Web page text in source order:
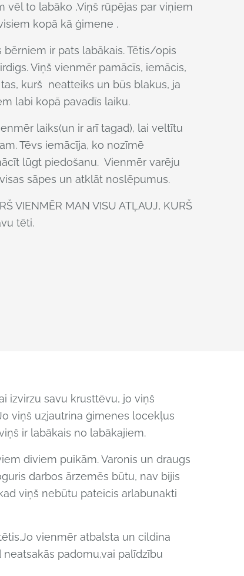
vēl to labāko ,Viņš rūpējas par viņiem
kopā kā ģimene .
ir pats labākais. Tētis/opis
Viņš vienmēr pamācīs, iemācis,
kurš neatteiks un būs blakus, ja
labi kopā pavadīs laiku.
laiks(un ir arī tagad), lai veltītu
Tēvs iemācīja, ko nozīmē
lūgt piedošanu. Vienmēr varēju
sāpes un atklāt noslēpumus.
VIENMĒR MAN VISU ATĻAUJ, KURŠ
tēti.
izvirzu savu krusttēvu, jo viņš
viņš uzjautrina ģimenes locekļus
ir labākais no labākajiem.
diviem puikām. Varonis un draugs
darbos ārzemēs būtu, nav bijis
viņš nebūtu pateicis arlabunakti
vienmēr atbalsta un cildina
neatsakās padomu,vai palīdzību